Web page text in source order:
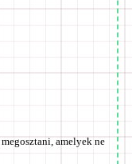
amelyek ne